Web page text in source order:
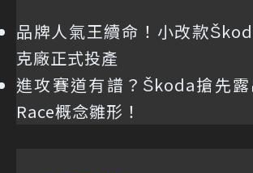
品牌人氣王續命！小改款
克廠正式投產
進攻賽道有譜？Škoda搶先
Race概念雛形！